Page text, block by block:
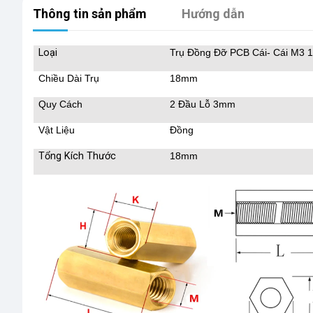
Thông tin sản phẩm Hướng dẫn
Loại Trụ Đồng Đỡ PCB Cái- Cái M3
Chiều Dài Trụ 18mm
Quy Cách 2 Đầu Lỗ 3mm
Vật Liệu Đồng
Tổng Kích Thước 18mm